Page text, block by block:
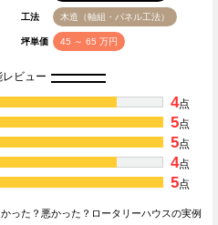
工法 木造（軸組・パネル工法）
坪単価 45 ～ 65 万円
レビュー
4点
5点
5点
4点
5点
った？悪かった？ロータリーハウスの実例